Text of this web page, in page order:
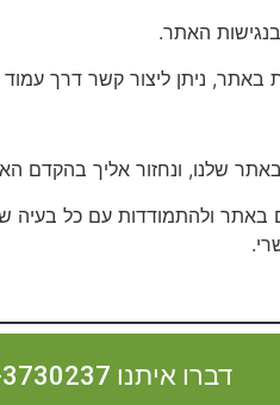
האתר.
ניתן ליצור קשר דרך עמוד
שלנו, ונחזור אליך בהקדם
ולהתמודדות עם כל בעיה
דברו איתנו 09-3730237